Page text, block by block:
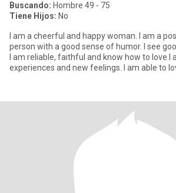
Buscando: Hombre 49 - 75
Tiene Hijos: No
I am a cheerful and happy woman. I am a
person with a good sense of humor. I see
I am reliable, faithful and know how to love.I
experiences and new feelings. I am able to